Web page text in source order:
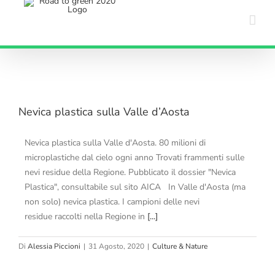
Nevica plastica sulla Valle d’Aosta
Nevica plastica sulla Valle d'Aosta. 80 milioni di
microplastiche dal cielo ogni anno Trovati frammenti sulle
nevi residue della Regione. Pubblicato il dossier "Nevica
Plastica", consultabile sul sito AICA In Valle d'Aosta (ma
non solo) nevica plastica. I campioni delle nevi
residue raccolti nella Regione in [...]
Di Alessia Piccioni | 31 Agosto, 2020 | Culture & Nature